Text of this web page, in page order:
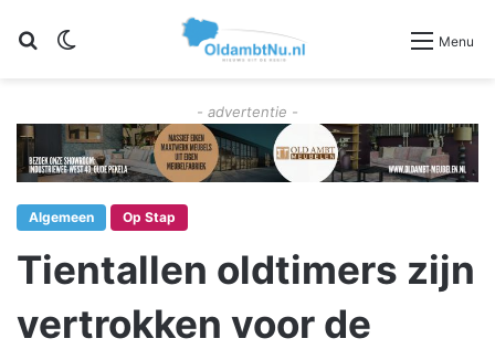
Zoeken Menu
- advertentie -
Algemeen Op Stap
Tientallen oldtimers zijn
vertrokken voor de